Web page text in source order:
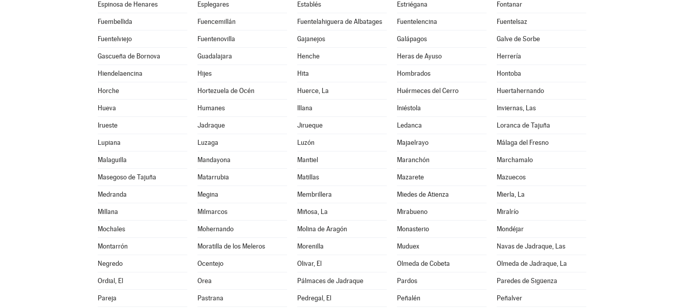
Espinosa de Henares Esplegares Establés Estriégana Fontanar
Fuembellida Fuencemillán Fuentelahiguera de Albatages Fuentelencina Fuentelsaz
Fuentelviejo Fuentenovilla Gajanejos Galápagos Galve de Sorbe
Gascueña de Bornova Guadalajara Henche Heras de Ayuso Herrería
Hiendelaencina Hijes Hita Hombrados Hontoba
Horche Hortezuela de Océn Huerce, La Huérmeces del Cerro Huertahernando
Hueva Humanes Illana Iniéstola Inviernas, Las
Irueste Jadraque Jirueque Ledanca Loranca de Tajuña
Lupiana Luzaga Luzón Majaelrayo Málaga del Fresno
Malaguilla Mandayona Mantiel Maranchón Marchamalo
Masegoso de Tajuña Matarrubia Matillas Mazarete Mazuecos
Medranda Megina Membrillera Miedes de Atienza Mierla, La
Millana Milmarcos Miñosa, La Mirabueno Miralrío
Mochales Mohernando Molina de Aragón Monasterio Mondéjar
Montarrón Moratilla de los Meleros Morenilla Muduex Navas de Jadraque, Las
Negredo Ocentejo Olivar, El Olmeda de Cobeta Olmeda de Jadraque, La
Ordial, El Orea Pálmaces de Jadraque Pardos Paredes de Sigüenza
Pareja Pastrana Pedregal, El Peñalén Peñalver